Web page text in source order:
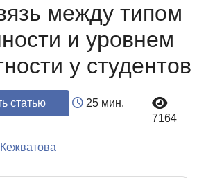
между типом
и уровнем
у студентов
статью
25 мин.
7164